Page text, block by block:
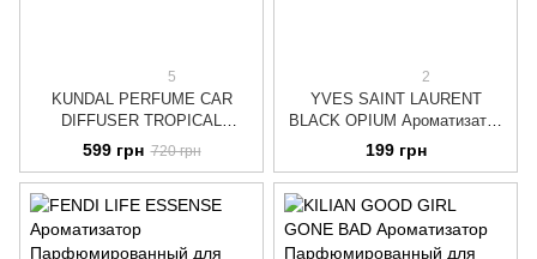
5
KUNDAL PERFUME CAR
DIFFUSER TROPICAL
MANGO Ароматизатор
Парфюмированный для авто
599 грн 720 грн
2
YVES SAINT LAURENT
BLACK OPIUM Ароматизатор
Парфюмированный для авто
199 грн